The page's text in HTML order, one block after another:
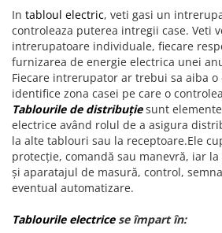
Legrand Mosaic
Doze de Pardoseala
Doze de Pardoseala Universale
Incara Legrand
Iluminat Interior
Aplice - Plafoniere
Spoturi LED
Panouri LED
Lampi de Birou
Lampadare
In tabloul electric, veti gasi un
controleaza puterea intregii case. Veti
intrerupatoare individuale, fiecare
furnizarea de energie electrica unei
Fiecare intrerupator ar trebui sa aiba o
identifice zona casei pe care o
Tablourile de distribuţiesunt
electrice având rolul de a asigura
la alte tablouri sau la receptoare.Ele
protecţie, comandă sau manevră, iar
şi aparatajul de masură, control,
eventual automatizare.
Tablourile electricese împart în: